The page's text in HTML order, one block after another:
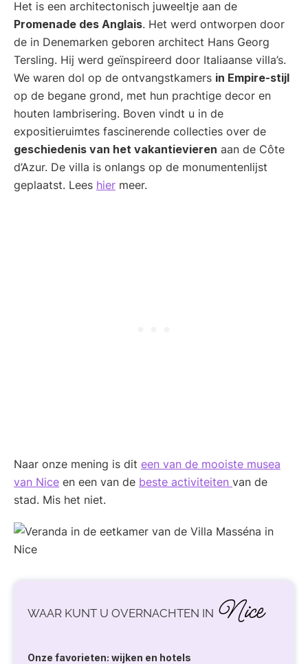
Het is een architectonisch juweeltje aan de
Promenade des Anglais. Het werd ontworpen door
de in Denemarken geboren architect Hans Georg
Tersling. Hij werd geïnspireerd door Italiaanse villa’s.
We waren dol op de ontvangstkamers in Empire-stijl
op de begane grond, met hun prachtige decor en
houten lambrisering. Boven vindt u in de
expositieruimtes fascinerende collecties over de
geschiedenis van het vakantievieren aan de Côte
d’Azur. De villa is onlangs op de monumentenlijst
geplaatst. Lees hier meer.
Naar onze mening is dit een van de mooiste musea
van Nice en een van de beste activiteiten van de
stad. Mis het niet.
WAAR KUNT U OVERNACHTEN IN Nice
Onze favorieten: wijken en hotels